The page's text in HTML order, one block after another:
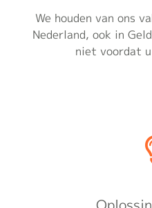
We houden van ons
Nederland, ook in
niet voordat